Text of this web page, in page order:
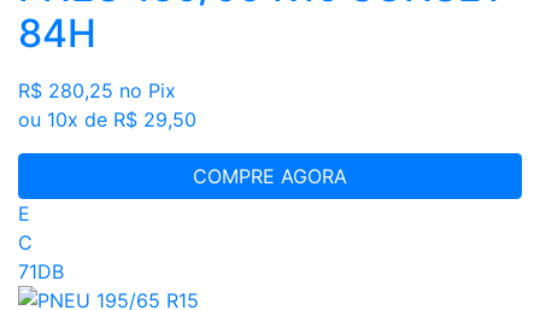
84H
R$ 280,25 no Pix
ou 10x de R$ 29,50
COMPRE AGORA
E
C
71DB